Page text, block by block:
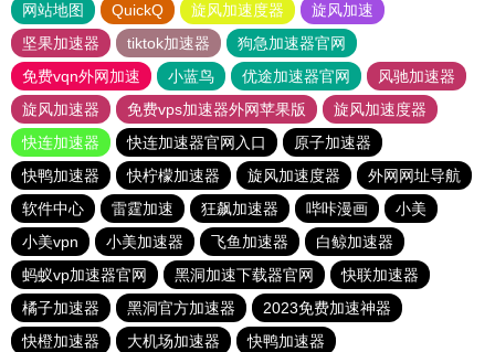
网站地图 QuickQ 旋风加速度器
旋风加速
坚果加速器
tiktok加速器
狗急加速器官网
免费vqn外网加速
小蓝鸟 优途加速器官网
风驰加速器
旋风加速器
免费vps加速器外网苹果版
旋风加速度器
快连加速器
快连加速器官网入口
原子加速器
快鸭加速器
快柠檬加速器 旋风加速度器
外网网址导航
软件中心
雷霆加速 狂飙加速器 哔咔漫画
小美
小美vpn
小美加速器 飞鱼加速器
白鲸加速器
蚂蚁vp加速器官网
黑洞加速下载器官网
快联加速器
橘子加速器
黑洞官方加速器
2023免费加速神器
快橙加速器
大机场加速器 快鸭加速器